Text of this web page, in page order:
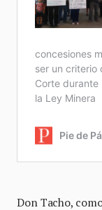
Don Tacho,